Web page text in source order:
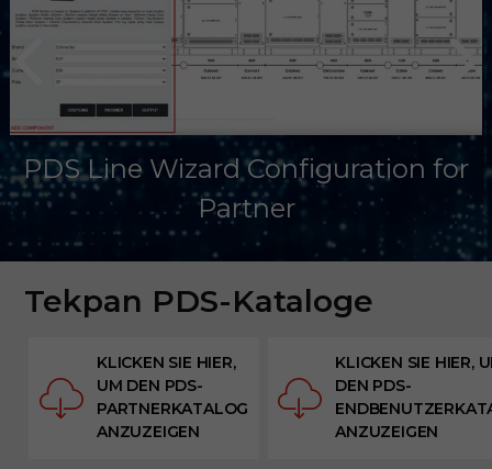
PDS Line Wizard Configuration for
Partner
Tekpan PDS-Kataloge
KLICKEN SIE HIER,
UM DEN PDS-
PARTNERKATALOG
ANZUZEIGEN
KLICKEN SIE HIER,
DEN PDS-
ANZUZEIGEN